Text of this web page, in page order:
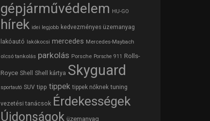
gépjárművédelem HU-GO
hírek idei legjobb kedvezményes üzemanyag
lakóautó lakókocsi mercedes Mercedes-Maybach
olcsó tankolás parkolás Porsche Porsche 911 Rolls-
Royce Shell Shell kártya Skyguard
sportautó SUV tipp tippek tippek nőknek tuning
vezetési tanácsok Érdekességek
Újdonságok üzemanyag